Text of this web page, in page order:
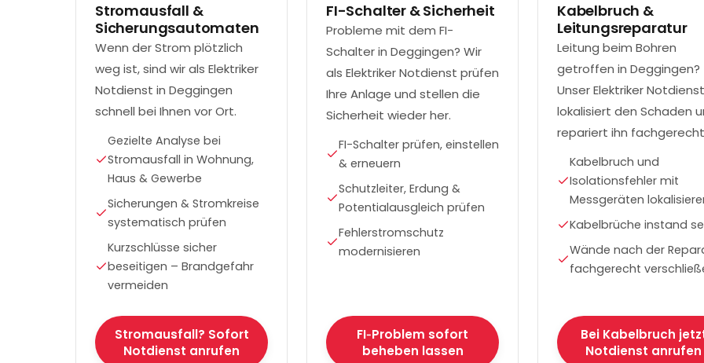
Stromausfall &
Sicherungsautomaten
Wenn der Strom plötzlich
weg ist, sind wir als Elektriker
Notdienst in Deggingen
schnell bei Ihnen vor Ort.
Gezielte Analyse bei
Stromausfall in Wohnung,
Haus & Gewerbe
Sicherungen & Stromkreise
systematisch prüfen
Kurzschlüsse sicher
beseitigen – Brandgefahr
vermeiden
Stromausfall? Sofort
Notdienst anrufen
FI-Schalter & Sicherheit
Probleme mit dem FI-
Schalter in Deggingen? Wir
als Elektriker Notdienst prüfen
Ihre Anlage und stellen die
Sicherheit wieder her.
FI-Schalter prüfen, einstellen
& erneuern
Schutzleiter, Erdung &
Potentialausgleich prüfen
Fehlerstromschutz
modernisieren
FI‑Problem sofort
beheben lassen
Kabelbruch &
Leitungsreparatur
Leitung beim Bohren
getroffen in Deggingen?
Unser Elektriker Notdienst
lokalisiert den Schaden
repariert ihn
Kabelbruch und
Isolationsfehler mit
Messgeräten
Kabelbrüche instand
Wände nach der
fachgerecht
Bei Kabelbruch
Notdienst anrufen